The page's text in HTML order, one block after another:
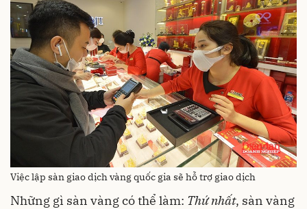
Việc lập sàn giao dịch vàng quốc gia sẽ hỗ trợ giao dịch
Những gì sàn vàng có thể làm: Thứ nhất, sàn vàng